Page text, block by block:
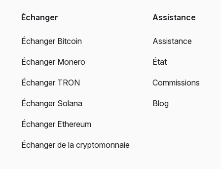
Échanger
Échanger Bitcoin
Échanger Monero
Échanger TRON
Échanger Solana
Échanger Ethereum
Échanger de la cryptomonnaie
Assistance
Assistance
État
Commissions
Blog